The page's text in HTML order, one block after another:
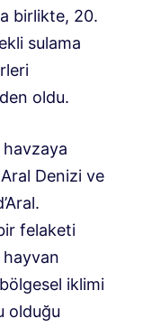
birlikte, 20.
sulama
oldu.
havzaya
Aral Denizi ve
felaketi
iklimi
olduğu